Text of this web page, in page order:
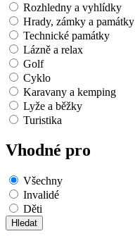
Rozhledny a vyhlídky
Hrady, zámky a památky
Technické památky
Lázně a relax
Golf
Cyklo
Karavany a kemping
Lyže a běžky
Turistika
Vhodné pro
Všechny
Invalidé
Děti